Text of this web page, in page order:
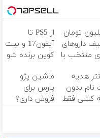
تومان
داروهای
منتخب با
از PS5 تا
آیفون17 و بیت
کوین برنده شو
شانس بدون
پوچ 💥
50 تتر هدیه
نام بدون
کشی فقط
ماشین پژو
پارس برای
فروش داری؟